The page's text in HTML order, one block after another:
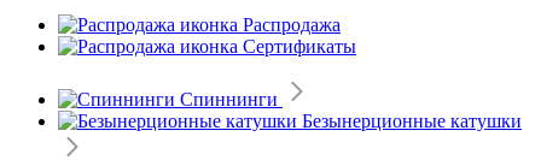
Распродажа
Сертификаты
Спиннинги
Безынерционные катушки